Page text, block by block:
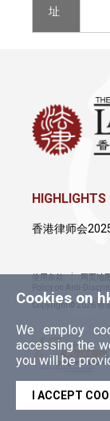
址
Cookies on
We employ
accessing the
you will be
I ACCEPT
HIGHLIGHTS
香港律师会
使用条款 网页地
Policy on Anti-
Copyright © 2026 香